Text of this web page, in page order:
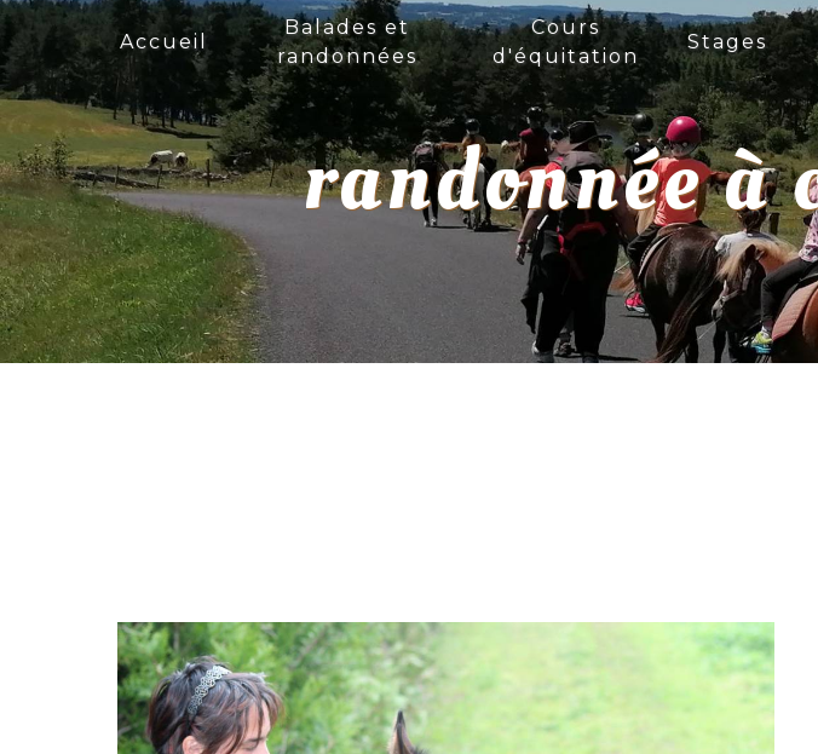
Accueil
Balades et
randonnées
Cours
d'équitation
Stages
randonnée à
Panneau de gestion des cookies